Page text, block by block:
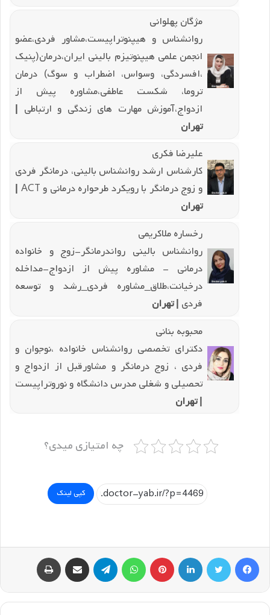
مژگان پهلوانی
روانشناس و هیپنوتراپیست،مشاور فردی،عضو
انجمن علمی هیپنوتیزم بالینی ایران،درمان(پنیک
،افسردگی، وسواس، اضطراب و سوگ) درمان
تروما، شکست عاطفی،مشاوره پیش از
ازدواج،آموزش مهارت های زندگی و ارتباطی |
تهران
علیرضا فکری
کارشناس ارشد روانشناس بالینی، درمانگر فردی
و زوج درمانگر با رویکرد طرحواره درمانی و ACT
|
تهران
رخساره ملاکریمی
روانشناس بالینی رواندرمانگر-زوج و خانواده
درمانی - مشاوره پیش از ازدواج-مداخله
درخیانت،طلاق_مشاوره فردی_رشد و توسعه
فردی | تهران
محبوبه بنانی
دکترای تخصصی روانشناس خانواده ،نوجوان و
فردی ، زوج درمانگر و مشاورقبل از ازدواج و
تحصیلی و شغلی مدرس دانشگاه و نوروتراپیست
| تهران
چه امتیازی میدی؟
کپی لینک
فیسبوک توییتر لینکداین پینتریست تلگرام اشتراک گذاری با ایمیل